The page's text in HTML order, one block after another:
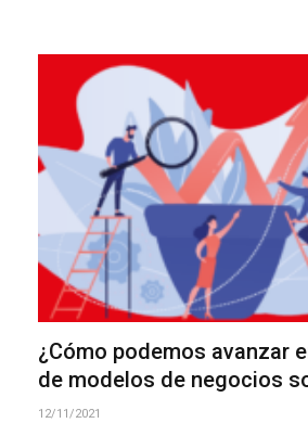
¿Cómo podemos avanzar
de modelos de negocios
12/11/2021